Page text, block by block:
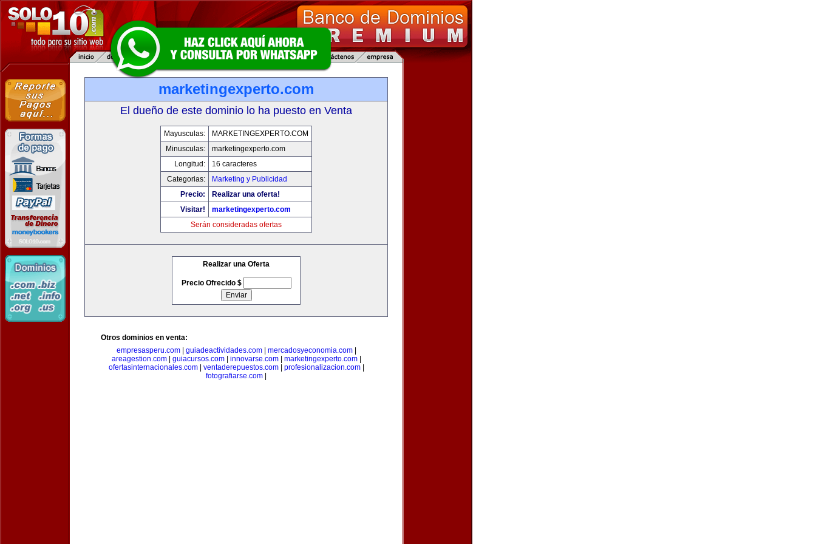
marketingexperto.com
El dueño de este dominio lo ha puesto en Venta
Mayusculas:
MARKETINGEXPERTO.COM
Minusculas:
marketingexperto.com
Longitud:
16 caracteres
Categorias:
Marketing y Publicidad
Precio:
Realizar una oferta!
Visitar!
marketingexperto.com
Serán consideradas ofertas
Realizar una Oferta
Precio Ofrecido $
Otros dominios en venta:
empresasperu.com| guiadeactividades.com| mercadosyeconomia.com|
areagestion.com| guiacursos.com| innovarse.com| marketingexperto.com|
ofertasinternacionales.com| ventaderepuestos.com| profesionalizacion.com|
fotografiarse.com